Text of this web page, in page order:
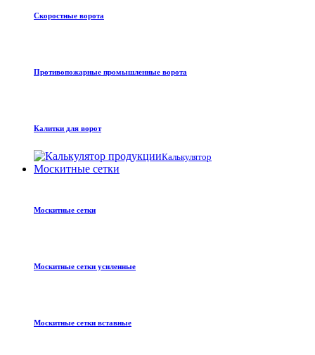
Скоростные ворота
Противопожарные промышленные ворота
Калитки для ворот
Калькулятор
Москитные сетки
Москитные сетки
Москитные сетки усиленные
Москитные сетки вставные